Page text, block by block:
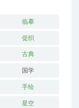
临摹
促织
古典
国学
手绘
星空